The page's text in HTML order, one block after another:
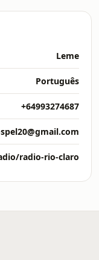
Leme
Português
+64993274687
radio-rio-claro